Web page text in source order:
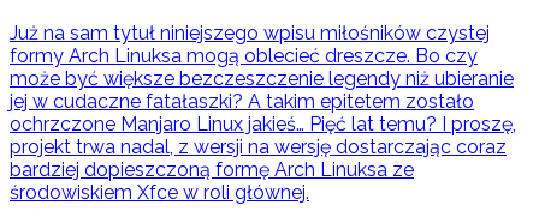
Już na sam tytuł niniejszego wpisu miłośników czystej
formy Arch Linuksa mogą oblecieć dreszcze. Bo czy
może być większe bezczeszczenie legendy niż ubieranie
jej w cudaczne fatałaszki? A takim epitetem zostało
ochrzczone Manjaro Linux jakieś… Pięć lat temu? I proszę,
projekt trwa nadal, z wersji na wersję dostarczając coraz
bardziej dopieszczoną formę Arch Linuksa ze
środowiskiem Xfce w roli głównej.